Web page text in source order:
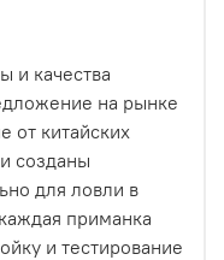
и качества
на рынке
от китайских
созданы
для ловли в
приманка
и тестирование